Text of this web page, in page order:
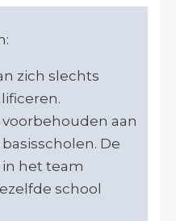
zich slechts
voorbehouden aan
De
het team
school